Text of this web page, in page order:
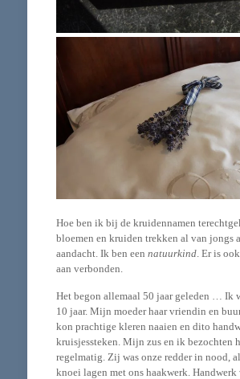
Hoe ben ik bij de kruidennamen
bloemen en kruiden trekken al van jongs
aandacht. Ik ben een natuurkind. Er is
aan verbonden.
Het begon allemaal 50 jaar geleden … Ik
10 jaar. Mijn moeder haar vriendin en
kon prachtige kleren naaien en dito
kruisjessteken. Mijn zus en ik bezochten
regelmatig. Zij was onze redder in nood,
knoei lagen met ons haakwerk. Handwerk